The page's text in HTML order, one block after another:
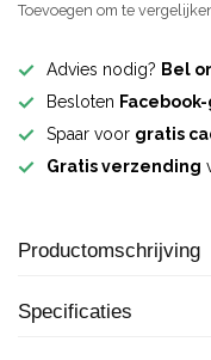
Toevoegen om te
Advies nodig? Bel
Besloten
Spaar voor gratis
Gratis verzending
Productomschrijving
Specificaties